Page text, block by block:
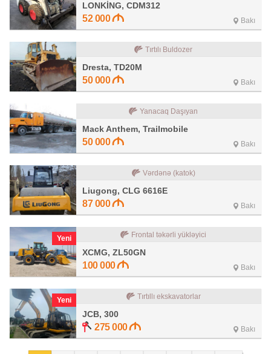
LONKİNG, CDM312
52 000 Bakı
Tırtılı Buldozer
Dresta, TD20M
50 000 Bakı
Yanacaq Daşıyan
Mack Anthem, Trailmobile
50 000 Bakı
Vərdənə (katok)
Liugong, CLG 6616E
87 000 Bakı
Yeni Frontal təkərli yükləyici
XCMG, ZL50GN
100 000 Bakı
Yeni Tırtıllı ekskavatorlar
JCB, 300
275 000 Bakı